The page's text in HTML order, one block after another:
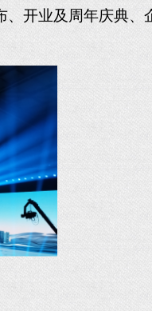
开业及周年庆典、